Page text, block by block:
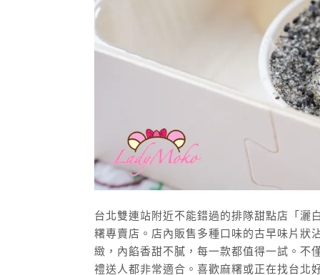
台北雙連站附近不能錯過的排隊甜點店「灑
糬專賣店。店內販售多種口味的古早味片狀
緻，內餡香甜不膩，每一款都值得一試。不
禮送人都非常適合。喜歡麻糬或正在找台北